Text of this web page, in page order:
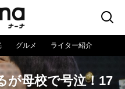
グルメ ライター紹介
が母校で号泣！17